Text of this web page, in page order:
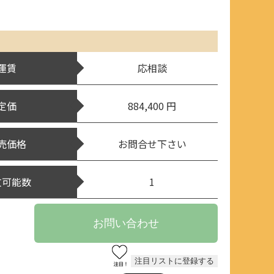
賃 応相談
価 884,400 円
価格 お問合せ下さい
能数 1